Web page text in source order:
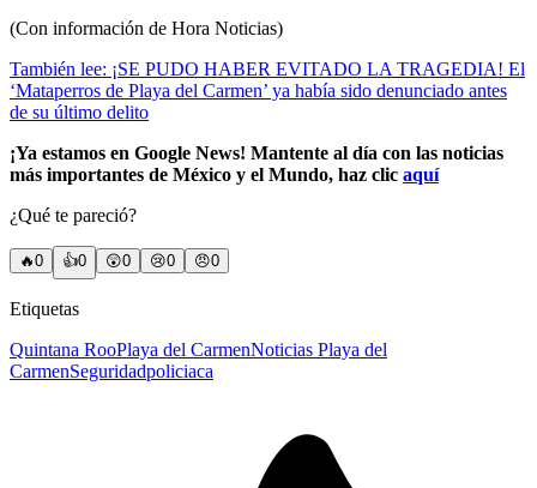
(Con información de Hora Noticias)
También lee: ¡SE PUDO HABER EVITADO LA TRAGEDIA! El
‘Mataperros de Playa del Carmen’ ya había sido denunciado antes
de su último delito
¡Ya estamos en Google News! Mantente al día con las noticias
más importantes de México y el Mundo, haz clic aquí
¿Qué te pareció?
🔥0 👍0 😲0 😢0 😠0
Etiquetas
Quintana RooPlaya del CarmenNoticias Playa del
CarmenSeguridadpoliciaca